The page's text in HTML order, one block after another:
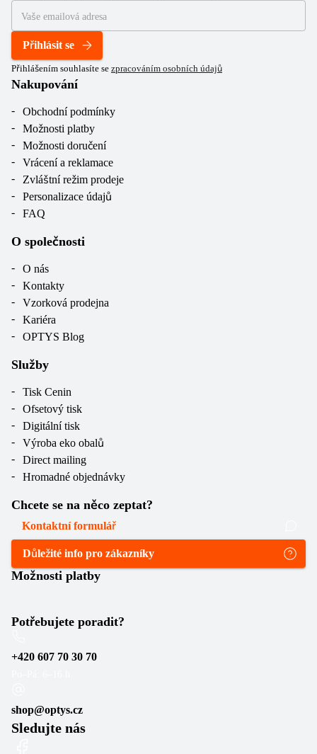
Přihlásit se
Přihlášením souhlasíte se zpracováním osobních údajů
Nakupování
Obchodní podmínky
Možnosti platby
Možnosti doručení
Vrácení a reklamace
Zvláštní režim prodeje
Personalizace údajů
FAQ
O společnosti
O nás
Kontakty
Vzorková prodejna
Kariéra
OPTYS Blog
Služby
Tisk Cenin
Ofsetový tisk
Digitální tisk
Výroba eko obalů
Direct mailing
Hromadné objednávky
Chcete se na něco zeptat?
Kontaktní formulář
Důležité info pro zákazníky
Možnosti platby
Potřebujete poradit?
+420 607 70 30 70
shop@optys.cz
Sledujte nás